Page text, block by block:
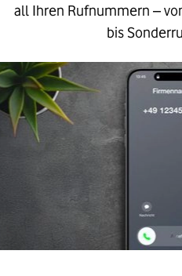
all Ihren Rufnummern –
bis